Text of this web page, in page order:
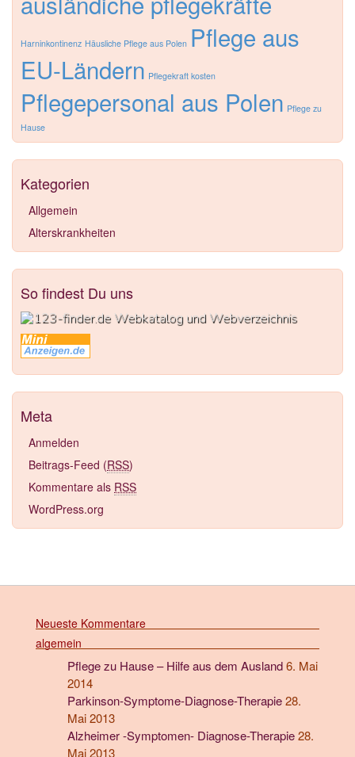
Harninkontinenz Häusliche Pflege aus Polen Pflege aus
EU-Ländern Pflegekraft kosten
Pflegepersonal aus Polen Pflege zu
Hause
Kategorien
Allgemein
Alterskrankheiten
So findest Du uns
Meta
Anmelden
Beitrags-Feed (RSS)
Kommentare als RSS
WordPress.org
Neueste Kommentare
algemein
Pflege zu Hause – Hilfe aus dem Ausland6. Mai
2014
Parkinson-Symptome-Diagnose-Therapie28.
Mai 2013
Alzheimer -Symptomen- Diagnose-Therapie28.
Mai 2013